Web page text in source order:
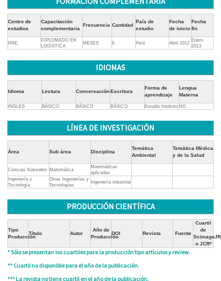
Centro de
estudios
Capacitación
complementaria
Frecuencia Cantidad
País de
estudio
Fecha
de inicio
Fecha
fin
IPAE
DIPLOMADO EN
LOGÍSTICA
MESES 6 Perú Abril 2012
Enero
2013
IDIOMAS
Idioma Lectura ConversaciónEscritura
Forma de
aprendizaje
Lengua
Materna
INGLES BÁSICO BÁSICO BÁSICO Estudio Instituto NO
LÍNEA DE INVESTIGACIÓN
Área Sub área Disciplina
Temática
Ambiental
Temática Médica
y de la Salud
Ciencias Naturales Matemática
Matemáticas
aplicadas
Ingeniería y
Tecnología
Otras Ingenierías y
Tecnologías
Ingeniería industrial
PRODUCCIÓN CIENTÍFICA
Tipo
Producción
Título Autor
Año de
Producción
DOI Revista Fuente
Cuartil
de
ScimagoJR
o JCR*
* Sólo se presentan los cuartiles para la producción tipo artículos y review.
** Cuartil no disponible para el año de la publicación.
*** La revista no tiene cuartil en el año de la publicación.